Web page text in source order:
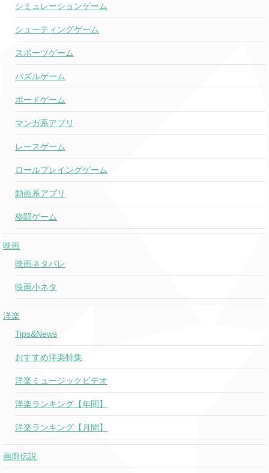
シミュレーションゲーム
シューティングゲーム
スポーツゲーム
パズルゲーム
ボードゲーム
マンガ系アプリ
レースゲーム
ロールプレイングゲーム
動画系アプリ
格闘ゲーム
映画
映画ネタバレ
映画小ネタ
洋楽
Tips&News
おすすめ洋楽特集
洋楽ミュージックビデオ
洋楽ランキング【年間】
洋楽ランキング【月間】
画廊伝説